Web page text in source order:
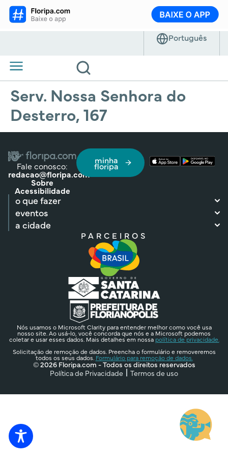
Serv. Nossa Senhora do
Desterro, 167
Fale conosco:
redacao@floripa.com
Sobre
Acessibilidade
minha
floripa
o que fazer
eventos
a cidade
PARCEIROS
Nós usamos o Microsoft Clarity para entender melhor como você usa
nosso site. Ao usá-lo, você concorda que nós e a Microsoft podemos
coletar e usar esses dados. Mais detalhes em nossa política de privacidade.
Solicitação de remoção de dados. Preencha o formulário e removeremos
todos os seus dados. Formulário para remoção de dados.
© 2026 Floripa.com - Todos os direitos reservados
Política de Privacidade
Termos de uso